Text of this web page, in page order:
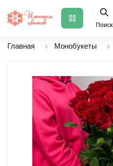
Поиск
Главная Монобукеты